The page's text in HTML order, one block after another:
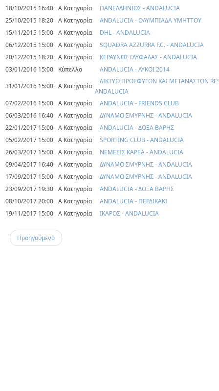
18/10/2015 16:40 Α Κατηγορία
ΠΑΝΕΛΛΗΝΙΟΣ - ANDALUCIA
25/10/2015 18:20 Α Κατηγορία
ANDALUCIA - ΟΛΥΜΠΙΑΔΑ ΥΜΗΤΤΟΥ
15/11/2015 15:00 Α Κατηγορία
DHL - ANDALUCIA
06/12/2015 15:00 Α Κατηγορία
SQUADRA AZZURRA F.C. - ANDALUCIA
20/12/2015 18:20 Α Κατηγορία
ΚΕΡΑΥΝΟΣ ΓΛΥΦΑΔΑΣ - ANDALUCIA
03/01/2016 15:00
Κύπελλο
ANDALUCIA - ΛΥΚΟΙ 2014
31/01/2016 15:00 Α Κατηγορία
ΔΙΚΤΥΟ ΠΡΟΣΦΥΓΩΝ ΚΑΙ ΜΕΤΑΝΑΣΤΩΝ
ANDALUCIA
07/02/2016 15:00 Α Κατηγορία
ANDALUCIA - FRIENDS CLUB
06/03/2016 16:40 Α Κατηγορία
ΔΥΝΑΜΟ ΣΜΥΡΝΗΣ - ANDALUCIA
22/01/2017 15:00 Α Κατηγορία
ANDALUCIA - ΔΟΞΑ ΒΑΡΗΣ
05/02/2017 15:00 Α Κατηγορία
SPORTING CLUB - ANDALUCIA
26/03/2017 15:00 Α Κατηγορία
ΝΕΜΕΣΙΣ ΚΑΡΕΑ - ANDALUCIA
09/04/2017 16:40 Α Κατηγορία
ΔΥΝΑΜΟ ΣΜΥΡΝΗΣ - ANDALUCIA
17/09/2017 15:00 Α Κατηγορία
ΔΥΝΑΜΟ ΣΜΥΡΝΗΣ - ANDALUCIA
23/09/2017 19:30 Α Κατηγορία
ANDALUCIA - ΔΟΞΑ ΒΑΡΗΣ
08/10/2017 20:00 Α Κατηγορία
ANDALUCIA - ΠΕΡΔΙΚΑΚΙ
19/11/2017 15:00 Α Κατηγορία ΙΚΑΡΟΣ - ANDALUCIA
Προηγούμενο